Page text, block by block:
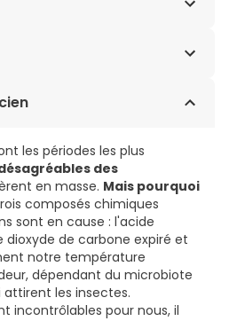
DE PIPÉRONYLE.
les périodes les plus
des
en masse. Mais pourquoi
composés chimiques
sont en cause : l'acide
de carbone expiré et
notre température
dépendant du microbiote
les insectes.
incontrôlables pour nous, il